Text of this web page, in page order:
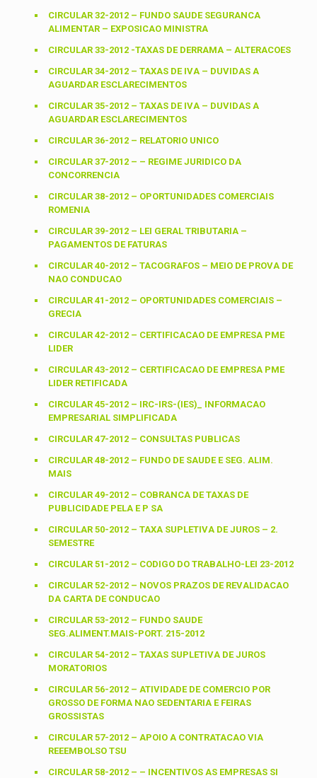
CIRCULAR 32-2012 – FUNDO SAUDE SEGURANCA
ALIMENTAR – EXPOSICAO MINISTRA
CIRCULAR 33-2012 -TAXAS DE DERRAMA – ALTERACOES
CIRCULAR 34-2012 – TAXAS DE IVA – DUVIDAS A
AGUARDAR ESCLARECIMENTOS
CIRCULAR 35-2012 – TAXAS DE IVA – DUVIDAS A
AGUARDAR ESCLARECIMENTOS
CIRCULAR 36-2012 – RELATORIO UNICO
CIRCULAR 37-2012 – – REGIME JURIDICO DA
CONCORRENCIA
CIRCULAR 38-2012 – OPORTUNIDADES COMERCIAIS
ROMENIA
CIRCULAR 39-2012 – LEI GERAL TRIBUTARIA –
PAGAMENTOS DE FATURAS
CIRCULAR 40-2012 – TACOGRAFOS – MEIO DE PROVA DE
NAO CONDUCAO
CIRCULAR 41-2012 – OPORTUNIDADES COMERCIAIS –
GRECIA
CIRCULAR 42-2012 – CERTIFICACAO DE EMPRESA PME
LIDER
CIRCULAR 43-2012 – CERTIFICACAO DE EMPRESA PME
LIDER RETIFICADA
CIRCULAR 45-2012 – IRC-IRS-(IES)_ INFORMACAO
EMPRESARIAL SIMPLIFICADA
CIRCULAR 47-2012 – CONSULTAS PUBLICAS
CIRCULAR 48-2012 – FUNDO DE SAUDE E SEG. ALIM.
MAIS
CIRCULAR 49-2012 – COBRANCA DE TAXAS DE
PUBLICIDADE PELA E P SA
CIRCULAR 50-2012 – TAXA SUPLETIVA DE JUROS – 2.
SEMESTRE
CIRCULAR 51-2012 – CODIGO DO TRABALHO-LEI 23-2012
CIRCULAR 52-2012 – NOVOS PRAZOS DE REVALIDACAO
DA CARTA DE CONDUCAO
CIRCULAR 53-2012 – FUNDO SAUDE
SEG.ALIMENT.MAIS-PORT. 215-2012
CIRCULAR 54-2012 – TAXAS SUPLETIVA DE JUROS
MORATORIOS
CIRCULAR 56-2012 – ATIVIDADE DE COMERCIO POR
GROSSO DE FORMA NAO SEDENTARIA E FEIRAS
GROSSISTAS
CIRCULAR 57-2012 – APOIO A CONTRATACAO VIA
REEEMBOLSO TSU
CIRCULAR 58-2012 – – INCENTIVOS AS EMPRESAS SI